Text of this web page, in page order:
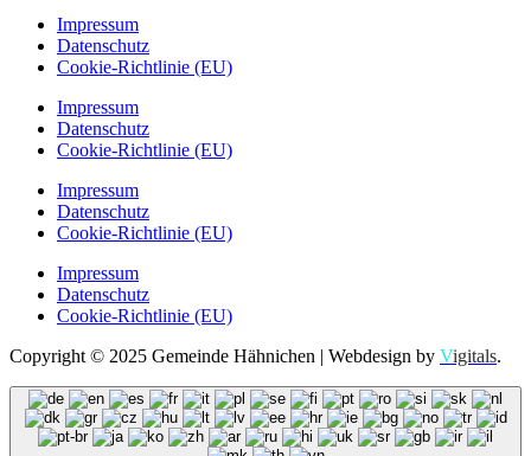
Impressum
Datenschutz
Cookie-Richtlinie (EU)
Impressum
Datenschutz
Cookie-Richtlinie (EU)
Impressum
Datenschutz
Cookie-Richtlinie (EU)
Impressum
Datenschutz
Cookie-Richtlinie (EU)
Copyright © 2025 Gemeinde Hähnichen | Webdesign by Vigitals.